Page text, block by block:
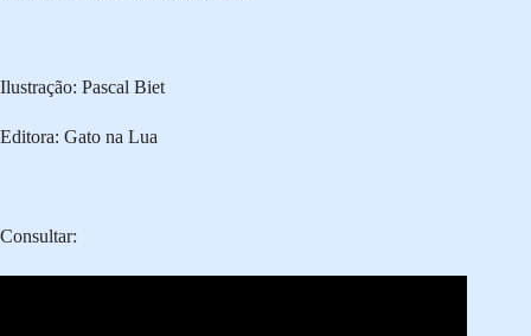
Ilustração: Pascal Biet
Editora: Gato na Lua
Consultar: